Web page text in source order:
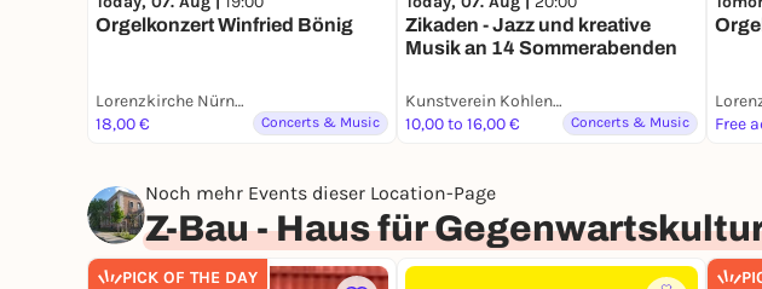
Orgelkonzert Winfried Bönig
Lorenzkirche Nürnberg
18,00 €
Concerts & Music
Zikaden - Jazz und kreative
Musik an 14 Sommerabenden
Kunstverein Kohlenhof Nürnberg e. V.
10,00 to 16,00 €
Concerts & Music
Free
Noch mehr Events dieser Location-Page
Z-Bau - Haus für
PICK OF THE DAY